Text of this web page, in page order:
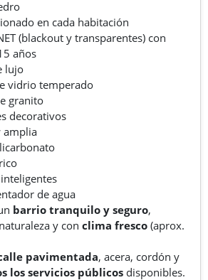
en cada habitación
(blackout y transparentes) con
años
lujo
vidrio temperado
granito
decorativos
amplia
de agua
barrio tranquilo y seguro,
y con clima fresco (aprox.
pavimentada, acera, cordón y
los servicios públicos disponibles.